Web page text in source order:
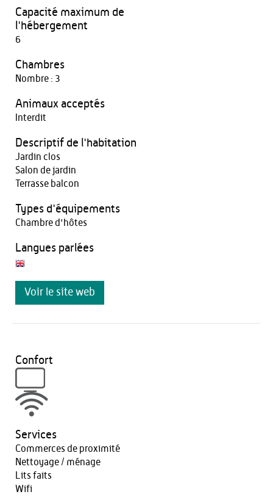
Capacité maximum de
l'hébergement
6
Chambres
Nombre : 3
Animaux acceptés
Interdit
Descriptif de l'habitation
Jardin clos
Salon de jardin
Terrasse balcon
Types d'équipements
Chambre d'hôtes
Langues parlées
Voir le site web
Confort
Services
Commerces de proximité
Nettoyage / ménage
Lits faits
Wifi